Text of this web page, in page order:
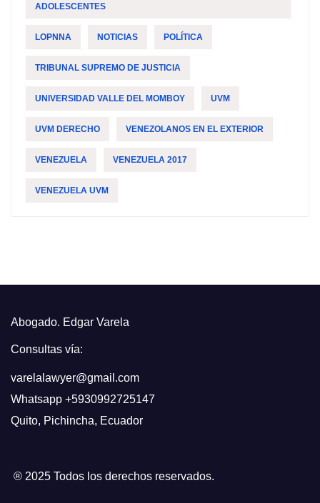
ADOLESCENTES
LOPNNA NOTICIAS POLÍTICA
TRIBUNAL SUPREMO DE JUSTICIA
UNIVERSIDAD VALLE DEL MOMBOY UVM
UVM DERECHO VENEZOLANOS EN EL EXTERIOR
VENEZUELA VENEZUELA 2017
VENEZUELA UVM
Abogado. Edgar Varela
Consultas vía:
varelalawyer@gmail.com
Whatsapp +5930992725147
Quito, Pichincha, Ecuador
® 2025 Todos los derechos reservados.